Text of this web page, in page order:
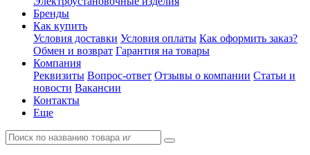
Бренды
Как купить
Условия доставки Условия оплаты Как оформить заказ?
Обмен и возврат Гарантия на товары
Компания
Реквизиты Вопрос-ответ Отзывы о компании Статьи и
новости Вакансии
Контакты
Еще